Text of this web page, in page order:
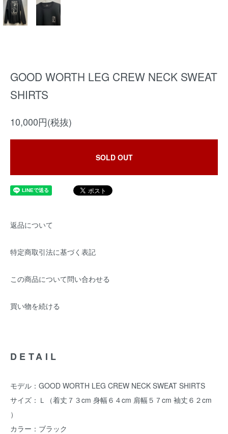
GOOD WORTH LEG CREW NECK SWEAT
SHIRTS
10,000円(税抜)
SOLD OUT
返品について
特定商取引法に基づく表記
この商品について問い合わせる
買い物を続ける
DETAIL
モデル：GOOD WORTH LEG CREW NECK SWEAT SHIRTS
サイズ：Ｌ（着丈７３cm 身幅６４cm 肩幅５７cm 袖丈６２cm
）
カラー：ブラック